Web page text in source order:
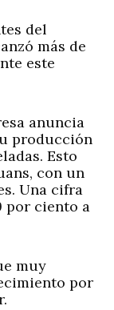
del
más de
este
anuncia
producción
Esto
con un
Una cifra
por ciento a
muy
por